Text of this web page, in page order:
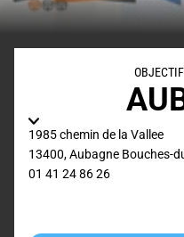
1985 chemin de la Vallee
13400,Aubagne Bouches-
01 41 24 86 26